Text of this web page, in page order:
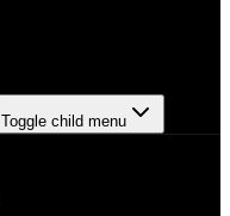
Toggle child menu